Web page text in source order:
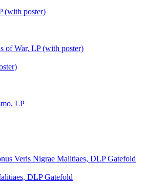
(with poster)
DLP Gatefold